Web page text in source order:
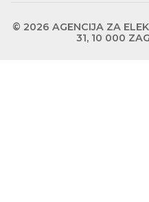
© 2026 AGENCIJA ZA
31, 10 000